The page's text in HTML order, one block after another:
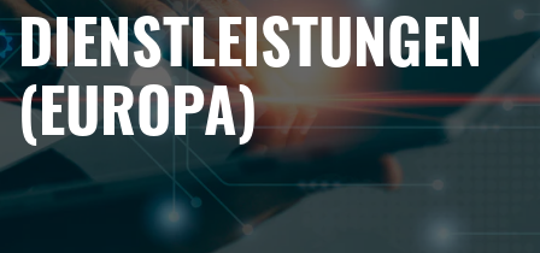
DIENSTLEISTUNGEN
(EUROPA)